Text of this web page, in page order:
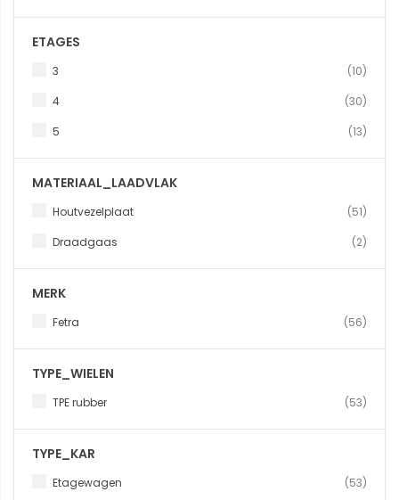
ETAGES
3 10
4 30
5 13
MATERIAAL_LAADVLAK
Houtvezelplaat 51
Draadgaas 2
MERK
Fetra 56
TYPE_WIELEN
TPE rubber 53
TYPE_KAR
Etagewagen 53